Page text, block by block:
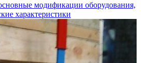
модификации оборудования,
характеристики